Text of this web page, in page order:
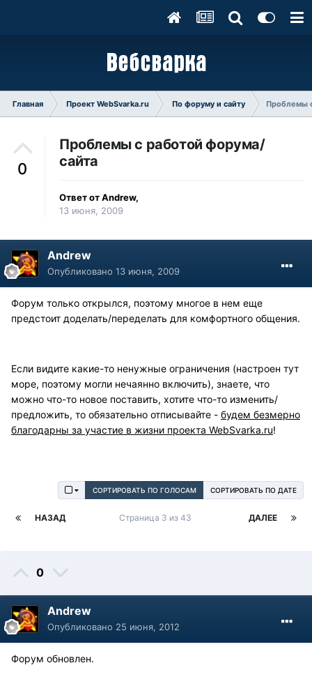
Главная Проект WebSvarka.ru По форуму и сайту Проблемы
0
Проблемы с работой форума/
сайта
Ответ отAndrew,
13 июня, 2009
Andrew
Опубликовано 13 июня, 2009
Форум только открылся, поэтому многое в нем еще
предстоит доделать/переделать для комфортного общения.
Если видите какие-то ненужные ограничения (настроен тут
море, поэтому могли нечаянно включить), знаете, что
можно что-то новое поставить, хотите что-то изменить/
предложить, то обязательно отписывайте - будем безмерно
благодарны за участие в жизни проекта WebSvarka.ru!
СОРТИРОВАТЬ ПО ГОЛОСАМ СОРТИРОВАТЬ ПО ДАТЕ
НАЗАД ДАЛЕЕ
Страница 3 из 43
0
Andrew
Опубликовано 25 июня, 2012
Форум обновлен.